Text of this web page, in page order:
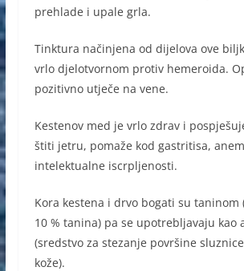
prehlade i upale grla.
Tinktura načinjena od dijelova ove
vrlo djelotvornom protiv hemeroida.
pozitivno utječe na vene.
Kestenov med je vrlo zdrav i
štiti jetru, pomaže kod gastritisa,
intelektualne iscrpljenosti.
Kora kestena i drvo bogati su taninom
10 % tanina) pa se upotrebljavaju kao
(sredstvo za stezanje površine
kože).